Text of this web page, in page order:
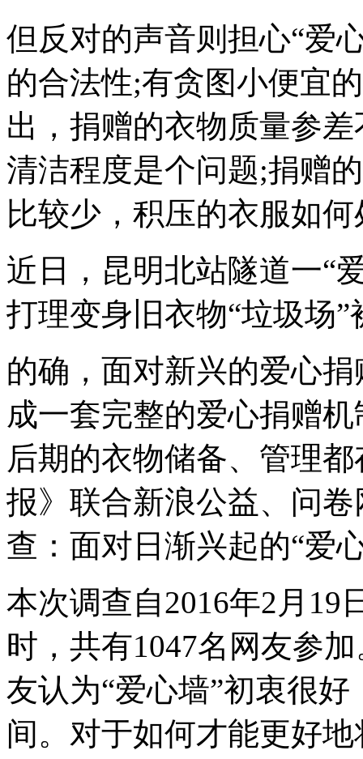
但反对的声音则担心“爱
的合法性;有贪图小便宜
出，捐赠的衣物质量参
清洁程度是个问题;捐赠
比较少，积压的衣服如
近日，昆明北站隧道一“
打理变身旧衣物“垃圾场
的确，面对新兴的爱心
成一套完整的爱心捐赠
后期的衣物储备、管理
报》联合新浪公益、问
查：面对日渐兴起的“爱
本次调查自2016年2月19
时，共有1047名网友参
友认为“爱心墙”初衷很
间。对于如何才能更好